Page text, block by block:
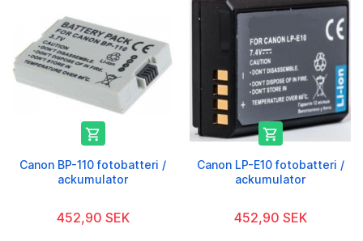

Canon BP-110 fotobatteri /
ackumulator
452,90 SEK

Canon LP-E10 fotobatteri /
ackumulator
452,90 SEK